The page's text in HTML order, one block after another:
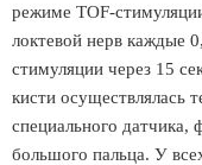
режиме TOF-
локтевой нерв каждые
стимуляции через 15
кисти
специального датчика,
большого пальца. У